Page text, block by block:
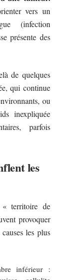
vers un
(infection
présente des
de quelques
qui continue
ou
inexpliquée
parfois
les
« territoire de
provoquer
les plus
inférieur :